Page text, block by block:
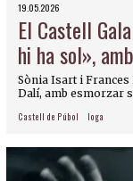
19.05.2026
El Castell
hi ha sol»,
Sònia Isart i
Dalí, amb esmorzar
Castell de Púbol Ioga